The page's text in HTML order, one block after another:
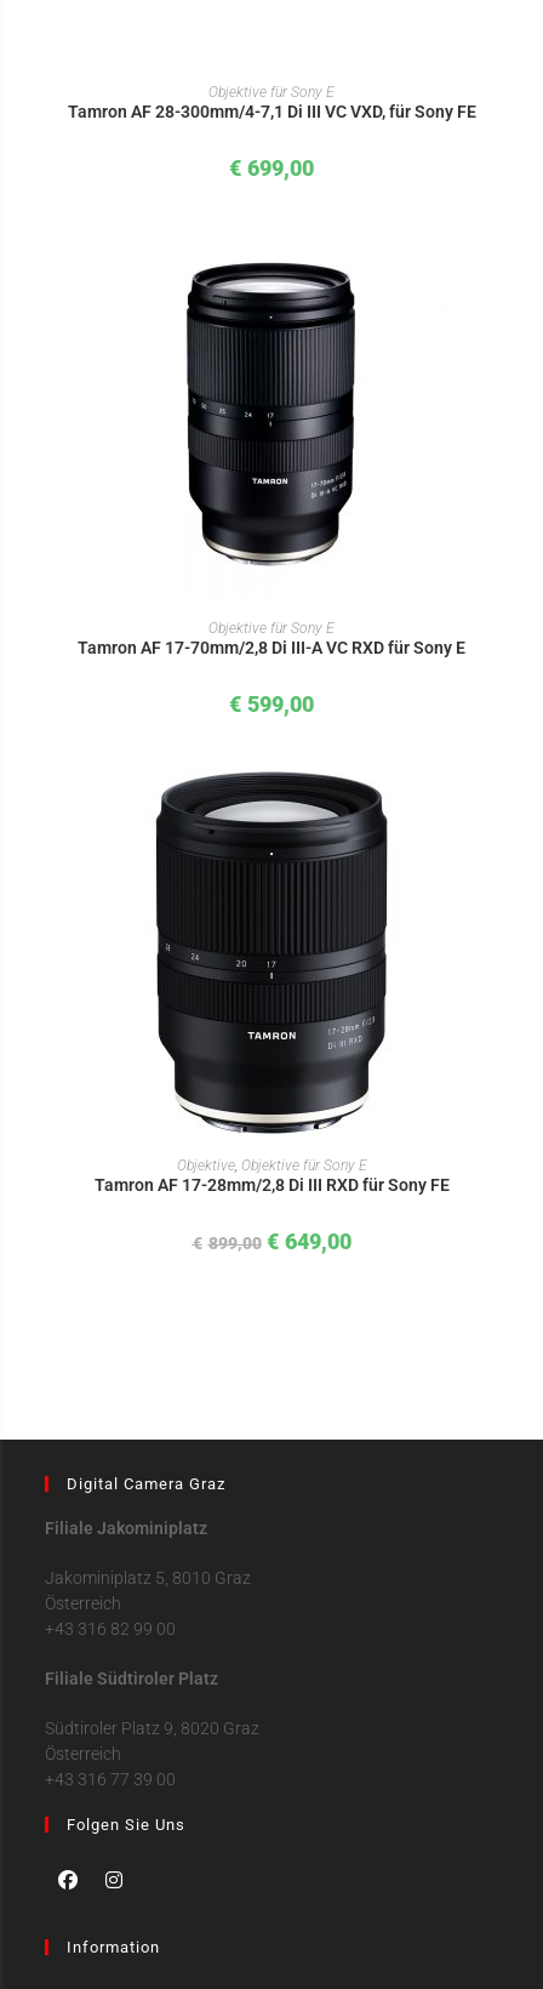
IN DEN WARENKORB
Objektive für Sony E
Tamron AF 28-300mm/4-7,1 Di III VC VXD, für Sony FE
€ 699,00
IN DEN WARENKORB
Objektive für Sony E
Tamron AF 17-70mm/2,8 Di III-A VC RXD für Sony E
€ 599,00
IN DEN WARENKORB
Objektive, Objektive für Sony E
Tamron AF 17-28mm/2,8 Di III RXD für Sony FE
€ 899,00 € 649,00
Digital Camera Graz
Filiale Jakominiplatz
Jakominiplatz 5, 8010 Graz
Österreich
+43 316 82 99 00
Filiale Südtiroler Platz
Südtiroler Platz 9, 8020 Graz
Österreich
+43 316 77 39 00
Folgen Sie Uns
Information